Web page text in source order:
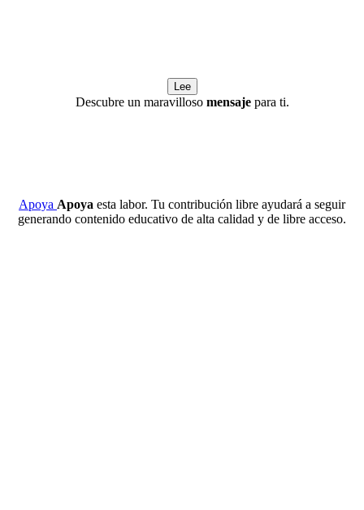
Lee
Descubre un maravilloso mensajepara ti.
Apoya Apoya esta labor. Tu contribución libre ayudará a seguir
generando contenido educativo de alta calidad y de libre acceso.